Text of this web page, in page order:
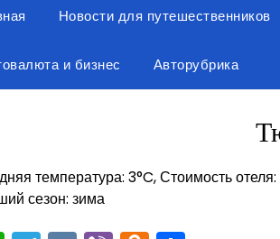
Новости для путешественников
и бизнес Авторубрика
температура: 3°C, Стоимость
сезон: зима